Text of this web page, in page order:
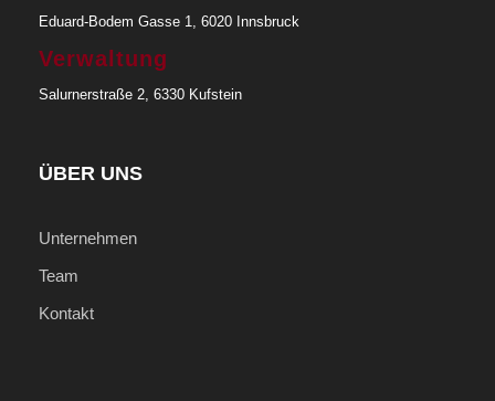
Preis ist ein "Ab-Preis"! Tagesaktueller Preis
Internationale Flüge können auf Wunsch
Eduard-Bodem Gasse 1, 6020 Innsbruck
Verwaltung
Salurnerstraße 2, 6330 Kufstein
ÜBER UNS
Unternehmen
Team
Kontakt